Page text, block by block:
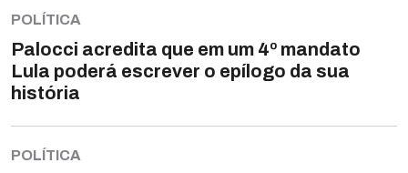
POLÍTICA
Palocci acredita que em um 4º mandato
Lula poderá escrever o epílogo da sua
história
POLÍTICA